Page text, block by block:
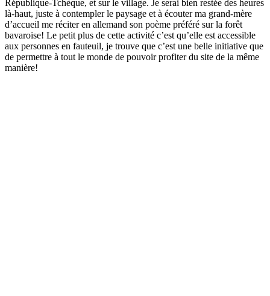
République-Tchèque, et sur le village. Je serai bien restée des heures
là-haut, juste à contempler le paysage et à écouter ma grand-mère
d’accueil me réciter en allemand son poème préféré sur la forêt
bavaroise! Le petit plus de cette activité c’est qu’elle est accessible
aux personnes en fauteuil, je trouve que c’est une belle initiative que
de permettre à tout le monde de pouvoir profiter du site de la même
manière!